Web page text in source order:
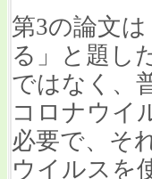
第3の論文
る」と題し
ではなく、
コロナウイ
必要で、そ
ウイルスを